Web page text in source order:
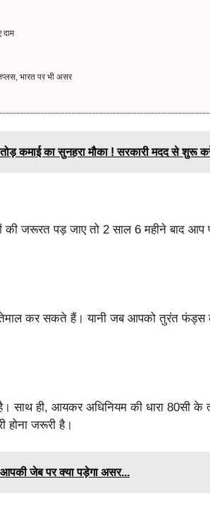
भारत पर भी असर
कमाई का सुनहरा मौका ! सरकारी मदद से शुरू
की जरूरत पड़ जाए तो 2 साल 6 महीने बाद आप
कर सकते हैं। यानी जब आपको तुरंत फंड्स
साथ ही, आयकर अधिनियम की धारा 80सी
होना जरूरी है।
आपकी जेब पर क्या पड़ेगा असर...